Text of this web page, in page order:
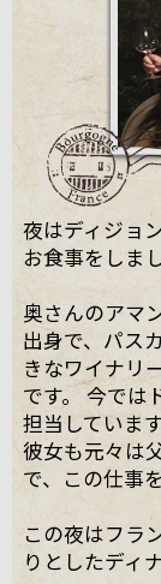
夜はディジョ
お食事をしま
奥さんのアマ
出身で、パス
きなワイナリ
です。 今では
担当しています
彼女も元々は
で、この仕事
この夜はフラ
りとしたディ